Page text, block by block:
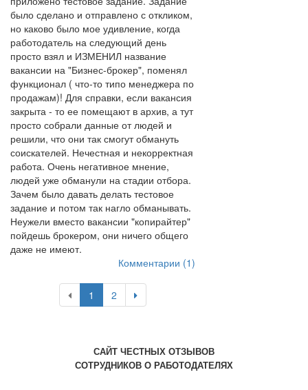
было сделано и отправлено с откликом,
но каково было мое удивление, когда
работодатель на следующий день
просто взял и ИЗМЕНИЛ название
вакансии на "Бизнес-брокер", поменял
функционал ( что-то типо менеджера по
продажам)! Для справки, если вакансия
закрыта - то ее помещают в архив, а тут
просто собрали данные от людей и
решили, что они так смогут обмануть
соискателей. Нечестная и некорректная
работа. Очень негативное мнение,
людей уже обманули на стадии отбора.
Зачем было давать делать тестовое
задание и потом так нагло обманывать.
Неужели вместо вакансии "копирайтер"
пойдешь брокером, они ничего общего
даже не имеют.
Комментарии (1)
1 2
САЙТ ЧЕСТНЫХ ОТЗЫВОВ
СОТРУДНИКОВ О РАБОТОДАТЕЛЯХ